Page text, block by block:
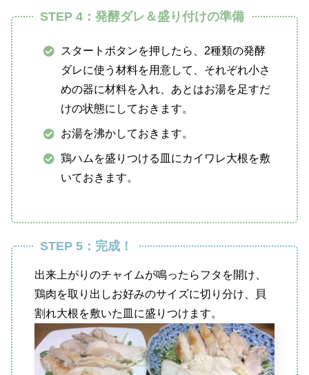
STEP 4：発酵ダレ＆盛り付けの準備
スタートボタンを押したら、2種類の発酵
ダレに使う材料を用意して、それぞれ小さ
めの器に材料を入れ、あとはお湯を足すだ
けの状態にしておきます。
お湯を沸かしておきます。
鶏ハムを盛りつける皿にカイワレ大根を敷
いておきます。
STEP 5：完成！
出来上がりのチャイムが鳴ったらフタを開け、
鶏肉を取り出しお好みのサイズに切り分け、貝
割れ大根を敷いた皿に盛りつけます。